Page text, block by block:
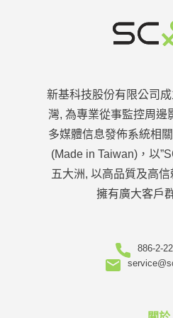
新基科技股份有限公司
灣, 為專業從事監控周邊
多媒體信息發佈系統相
(Made in Taiwan)，以
五大洲, 以高品質及高
擁有廣大客戶
886-2-